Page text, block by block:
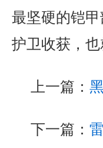
最坚硬的铠
护卫收获，也
上一篇：
下一篇：